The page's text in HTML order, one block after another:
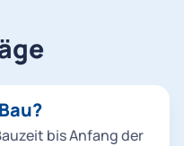
bis Anfang der